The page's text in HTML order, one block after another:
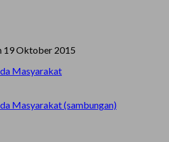
19 Oktober 2015
Masyarakat
Masyarakat (sambungan)